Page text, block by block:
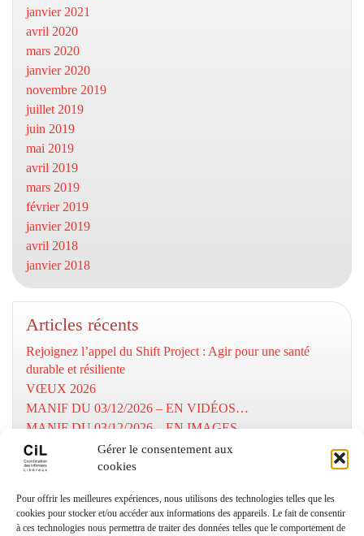
Gérer le consentement aux
cookies
Pour offrir les meilleures expériences, nous utilisons des technologies telles que les
cookies pour stocker et/ou accéder aux informations des appareils. Le fait de consentir
à ces technologies nous permettra de traiter des données telles que le comportement de
janvier 2021
avril 2020
mars 2020
janvier 2020
novembre 2019
juillet 2019
juin 2019
mai 2019
avril 2019
mars 2019
février 2019
janvier 2019
avril 2018
janvier 2018
Articles récents
Rejoignez l’appel du Shift Project : Agir pour une santé
durable et résiliente
VŒUX 2026
MANIF DU 03/12/2026 – EN VIDÉOS…
MANIF DU 03/12/2026 – EN IMAGES…
MOBILISATION DU 03/12/2025
Numéros utiles